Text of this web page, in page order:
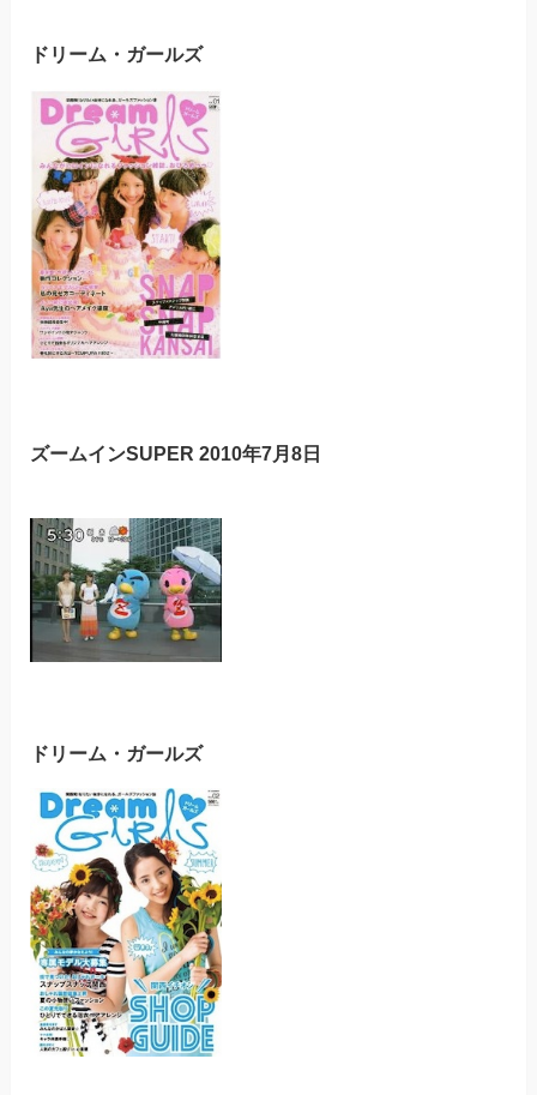
ドリーム・ガールズ
ズームインSUPER 2010年7月8日
ドリーム・ガールズ